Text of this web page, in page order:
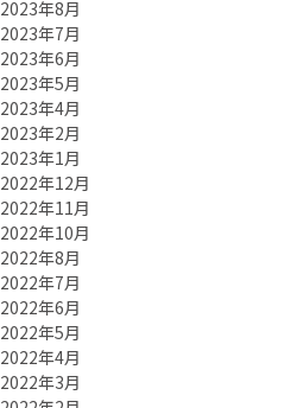
2023年8月
2023年7月
2023年6月
2023年5月
2023年4月
2023年2月
2023年1月
2022年12月
2022年11月
2022年10月
2022年8月
2022年7月
2022年6月
2022年5月
2022年4月
2022年3月